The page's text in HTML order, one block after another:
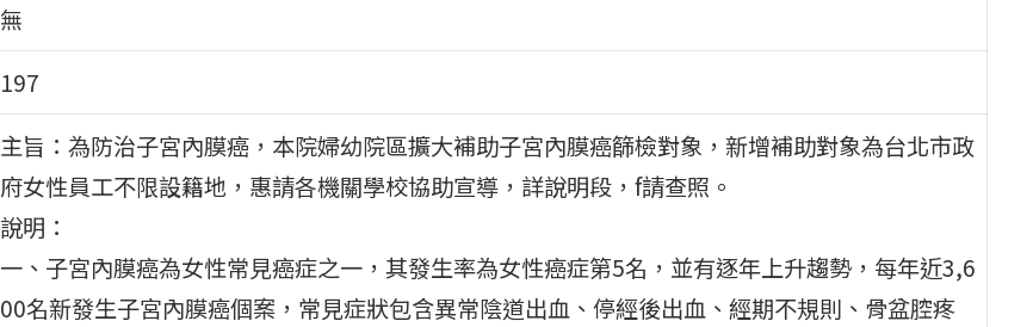
無
197
主旨：為防治子宮內膜癌，本院婦幼院區擴大補助子宮內膜癌篩檢對象，新增補助對象為台北市政
府女性員工不限設籍地，惠請各機關學校協助宣導，詳說明段，f請查照。
說明：
一、子宮內膜癌為女性常見癌症之一，其發生率為女性癌症第5名，並有逐年上升趨勢，每年近3,6
00名新發生子宮內膜癌個案，常見症狀包含異常陰道出血、停經後出血、經期不規則、骨盆腔疼